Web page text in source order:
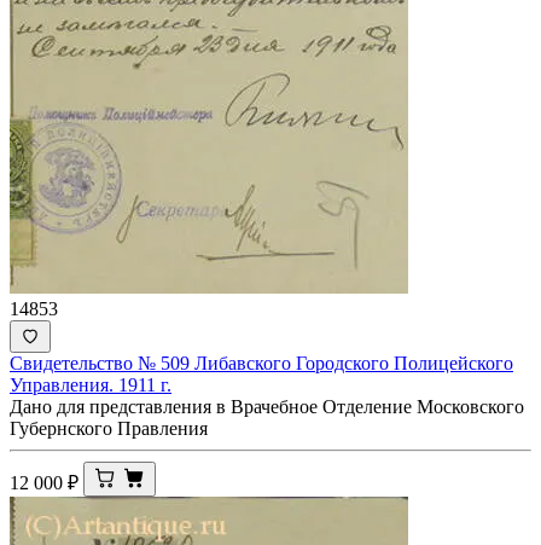
14853
Свидетельство № 509 Либавского Городского Полицейского
Управления. 1911 г.
Дано для представления в Врачебное Отделение Московского
Губернского Правления
12 000 ₽